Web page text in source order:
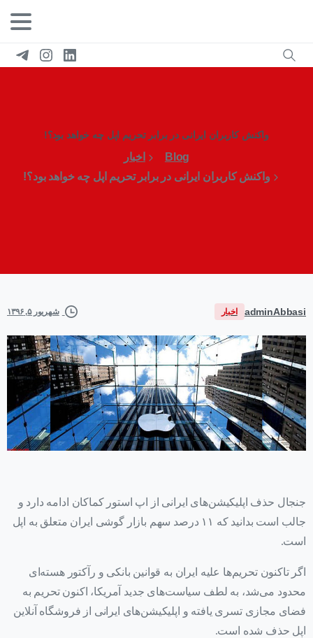
واکنش کاربران ایرانی در برابر تحریم اپل چه خواهد بود؟!
Blog
اخبار
واکنش کاربران ایرانی در برابر تحریم اپل چه خواهد بود؟!
adminAbbasi اخبار شهریور ۵, ۱۳۹۶
جنجال حذف اپلیکیشن‌های ایرانی از اپ استور کماکان ادامه دارد و
جالب است بدانید که ۱۱ درصد سهم بازار گوشی ایران متعلق به اپل
است.
اگر تاکنون تحریم‌ها علیه ایران به قوانین بانکی و رآکتور هسته‌ای
محدود می‌شد، به لطف سیاست‌های جدید آمریکا، اکنون تحریم به
فضای مجازی تسری یافته و اپلیکیشن‌های ایرانی از فروشگاه آنلاین
اپل حذف شده است.